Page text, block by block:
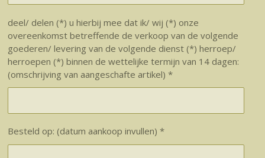
deel/ delen (*) u hierbij mee dat ik/ wij (*) onze
overeenkomst betreffende de verkoop van de volgende
goederen/ levering van de volgende dienst (*) herroep/
herroepen (*) binnen de wettelijke termijn van 14 dagen:
(omschrijving van aangeschafte artikel) *
Besteld op: (datum aankoop invullen) *